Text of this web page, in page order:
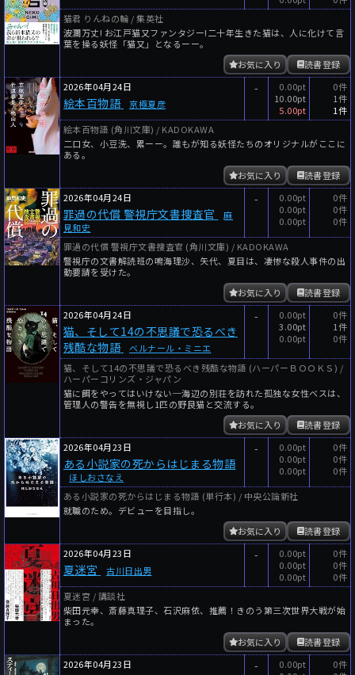
猫君 りんねの輪 / 集英社
波瀾万丈! お江戸猫又ファンタジー!二十年生きた猫は、人に化けて言
葉を操る妖怪「猫又」となるーー。
読書登録
お気に入り
2026年04月24日
絵本百物語 京極夏彦
-
0.00pt
10.00pt
5.00pt
0件
1件
1件
絵本百物語 (角川文庫) / KADOKAWA
二口女、小豆洗、累ーー。誰もが知る妖怪たちのオリジナルがここに
ある。
読書登録
お気に入り
2026年04月24日
罪過の代償 警視庁文書捜査官
麻
見和史
-
0.00pt
0.00pt
0.00pt
0件
0件
0件
罪過の代償 警視庁文書捜査官 (角川文庫) / KADOKAWA
警視庁の文書解読班の鳴海理沙、矢代、夏目は、凄惨な殺人事件の出
動要請を受けた。
読書登録
お気に入り
2026年04月24日
猫、そして14の不思議で恐るべき
残酷な物語
ベルナール・ミニエ
-
0.00pt
3.00pt
0.00pt
0件
1件
0件
猫、そして14の不思議で恐るべき残酷な物語 (ハーパーＢＯＯＫＳ) /
ハーパーコリンズ・ジャパン
猫に餌をやってはいけない─海辺の別荘を訪れた孤独な女性ベスは、
管理人の警告を無視し1匹の野良猫と交流する。
読書登録
お気に入り
2026年04月23日
ある小説家の死からはじまる物語
ほしおさなえ
-
0.00pt
0.00pt
0.00pt
0件
0件
0件
ある小説家の死からはじまる物語 (単行本) / 中央公論新社
就職のため。デビューを目指し。
読書登録
お気に入り
2026年04月23日
夏迷宮 古川日出男
-
0.00pt
0.00pt
0.00pt
0件
0件
0件
夏迷宮 / 講談社
柴田元幸、斎藤真理子、石沢麻依、推薦！きのう第三次世界大戦が始
まった。
読書登録
お気に入り
2026年04月23日
-
0.00pt
0件